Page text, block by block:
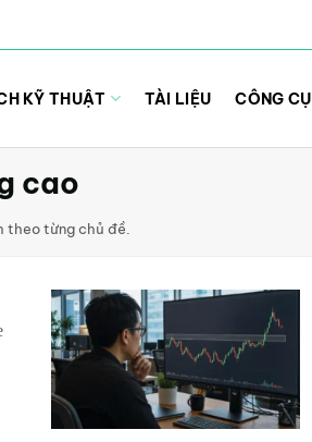
KỸ THUẬT TÀI LIỆU CÔNG CỤ
cao
theo từng chủ đề.